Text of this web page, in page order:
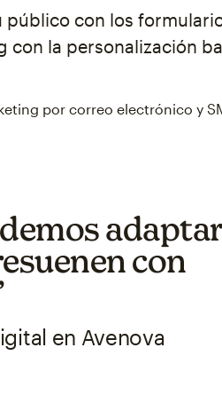
público con los
con la personalización
por correo electrónico y
con
en Avenova